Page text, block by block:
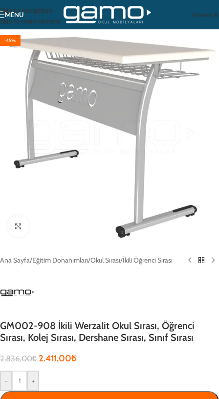
Skip to navigation
Skip to main content
MENU Hemen
-15%
Ana Sayfa/Eğitim Donanımları/Okul Sırası/İkili Öğrenci Sırası
GM002-908 İkili Werzalit Okul Sırası, Öğrenci
Sırası, Kolej Sırası, Dershane Sırası, Sınıf Sırası
2.836,00₺ 2.411,00₺
- +